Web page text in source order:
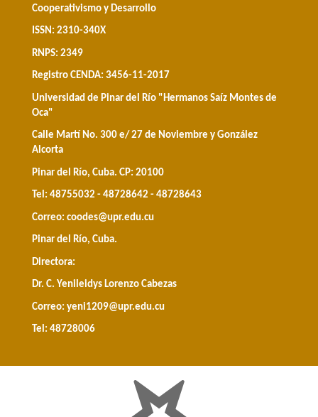
Cooperativismo y Desarrollo
ISSN: 2310-340X
RNPS: 2349
Registro CENDA: 3456-11-2017
Universidad de Pinar del Río "Hermanos Saíz Montes de
Oca"
Calle Martí No. 300 e/ 27 de Noviembre y González
Alcorta
Pinar del Río, Cuba. CP: 20100
Tel: 48755032 - 48728642 - 48728643
Correo: coodes@upr.edu.cu
Pinar del Río, Cuba.
Directora:
Dr. C. Yenileidys Lorenzo Cabezas
Correo: yeni1209@upr.edu.cu
Tel: 48728006